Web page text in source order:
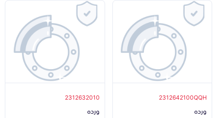
2312642100QQH
ورده
2312632010
ورده